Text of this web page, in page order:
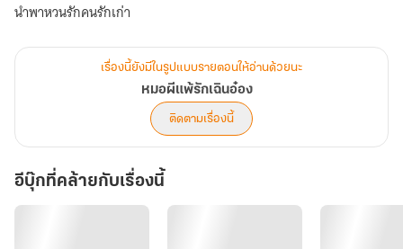
นำพาหวนรักคนรักเก่า
เรื่องนี้ยังมีในรูปแบบรายตอนให้อ่านด้วยนะ
หมอผีแพ้รักเฉินอ๋อง
ติดตามเรื่องนี้
อีบุ๊กที่คล้ายกับเรื่องนี้